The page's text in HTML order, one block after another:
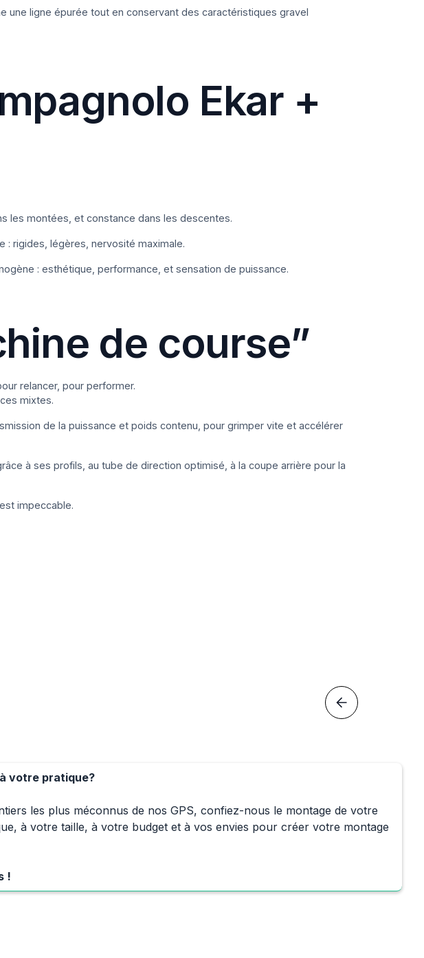
une ligne épurée tout en conservant des caractéristiques gravel
Ekar +
les montées, et constance dans les descentes.
: rigides, légères, nervosité maximale.
: esthétique, performance, et sensation de puissance.
de course”
relancer, pour performer.
mixtes.
de la puissance et poids contenu, pour grimper vite et accélérer
à ses profils, au tube de direction optimisé, à la coupe arrière pour la
impeccable.
votre pratique?
les plus méconnus de nos GPS, confiez-nous le montage de votre
à votre taille, à votre budget et à vos envies pour créer votre montage
!